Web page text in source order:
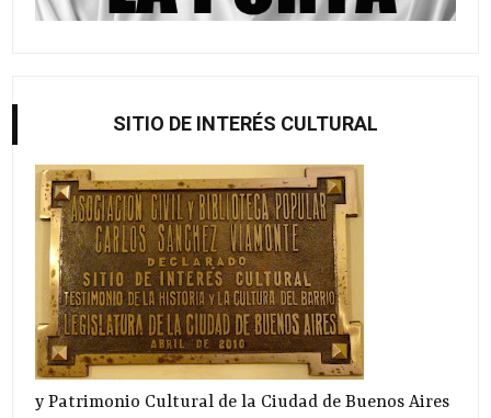
SITIO DE INTERÉS CULTURAL
y Patrimonio Cultural de la Ciudad de Buenos Aires